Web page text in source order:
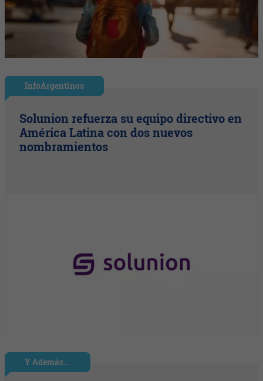
InfoArgentinos
Solunion refuerza su equipo directivo en
América Latina con dos nuevos
nombramientos
Y Además...